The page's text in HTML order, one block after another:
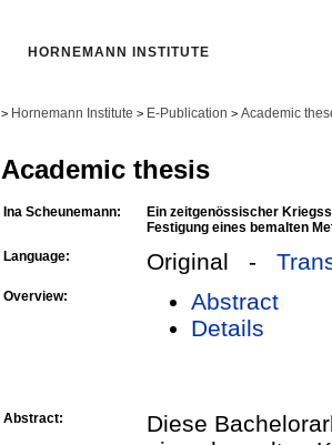
HORNEMANN INSTITUTE
> Hornemann Institute > E-Publication > Academic
Academic thesis
Ina Scheunemann:
Ein zeitgenössischer
Festigung eines bemalten
Language:
Original -
Overview:
Abstract
Details
Abstract:
Diese